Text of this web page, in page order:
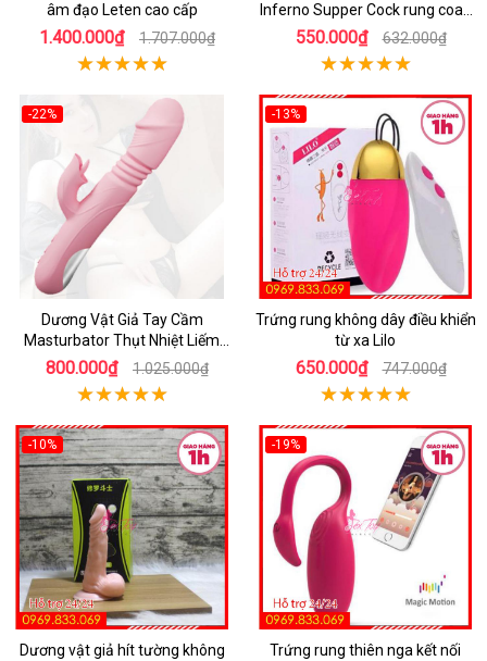
âm đạo Leten cao cấp
1.400.000₫ 1.707.000₫
Inferno Supper Cock rung coay
7 chế độ
550.000₫ 632.000₫
-22%
Dương Vật Giả Tay Cầm
Masturbator Thụt Nhiệt Liếm
Rung
800.000₫ 1.025.000₫
-13%
Trứng rung không dây điều khiển
từ xa Lilo
650.000₫ 747.000₫
-10%
Dương vật giả hít tường không
-19%
Trứng rung thiên nga kết nối